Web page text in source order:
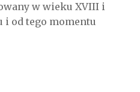
w wieku XVIII i
i od tego momentu